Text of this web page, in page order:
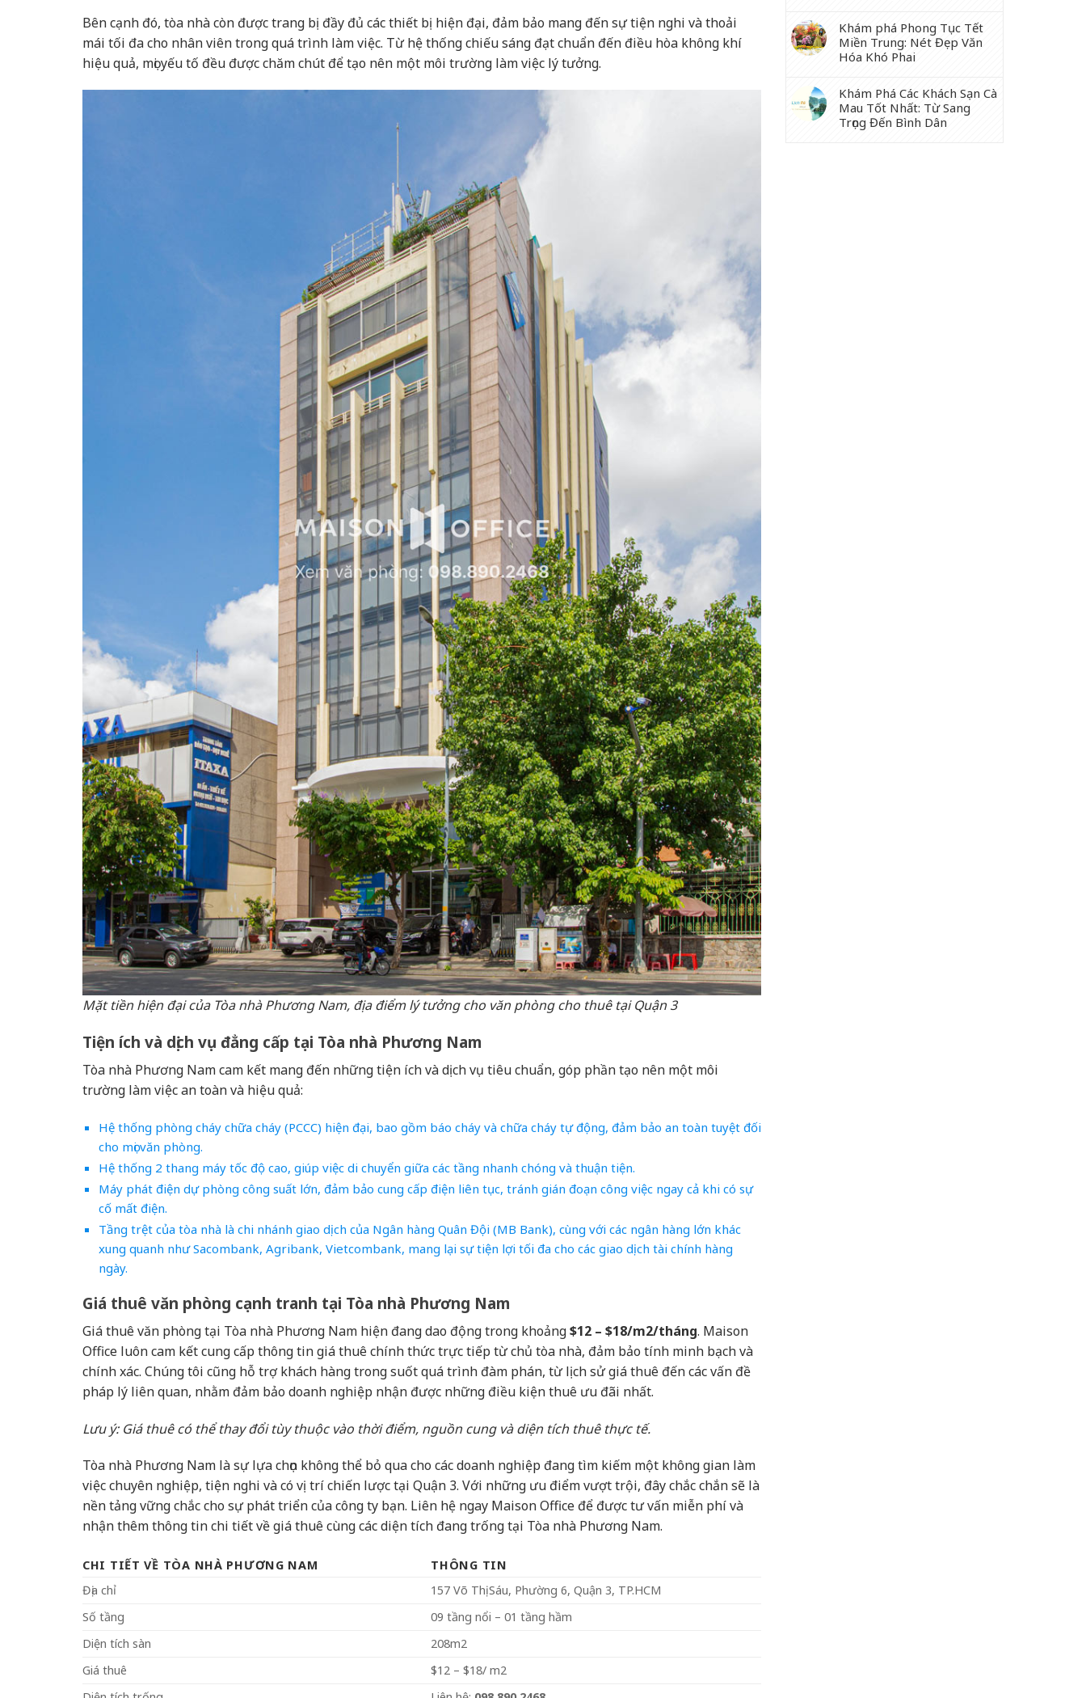
Bên cạnh đó, tòa nhà còn được trang bị đầy đủ các thiết bị hiện đại, đảm bảo mang đến sự tiện nghi và thoải
mái tối đa cho nhân viên trong quá trình làm việc. Từ hệ thống chiếu sáng đạt chuẩn đến điều hòa không khí
hiệu quả, mọi yếu tố đều được chăm chút để tạo nên một môi trường làm việc lý tưởng.
Mặt tiền hiện đại của Tòa nhà Phương Nam, địa điểm lý tưởng cho văn phòng cho thuê tại Quận 3
Tiện ích và dịch vụ đẳng cấp tại Tòa nhà Phương Nam
Tòa nhà Phương Nam cam kết mang đến những tiện ích và dịch vụ tiêu chuẩn, góp phần tạo nên một môi
trường làm việc an toàn và hiệu quả:
Hệ thống phòng cháy chữa cháy (PCCC) hiện đại, bao gồm báo cháy và chữa cháy tự động, đảm bảo an toàn tuyệt đối
cho mọi văn phòng.
Hệ thống 2 thang máy tốc độ cao, giúp việc di chuyển giữa các tầng nhanh chóng và thuận tiện.
Máy phát điện dự phòng công suất lớn, đảm bảo cung cấp điện liên tục, tránh gián đoạn công việc ngay cả khi có sự
cố mất điện.
Tầng trệt của tòa nhà là chi nhánh giao dịch của Ngân hàng Quân Đội (MB Bank), cùng với các ngân hàng lớn khác
xung quanh như Sacombank, Agribank, Vietcombank, mang lại sự tiện lợi tối đa cho các giao dịch tài chính hàng
ngày.
Giá thuê văn phòng cạnh tranh tại Tòa nhà Phương Nam
Giá thuê văn phòng tại Tòa nhà Phương Nam hiện đang dao động trong khoảng$12 – $18/m2/tháng. Maison
Office luôn cam kết cung cấp thông tin giá thuê chính thức trực tiếp từ chủ tòa nhà, đảm bảo tính minh bạch và
chính xác. Chúng tôi cũng hỗ trợ khách hàng trong suốt quá trình đàm phán, từ lịch sử giá thuê đến các vấn đề
pháp lý liên quan, nhằm đảm bảo doanh nghiệp nhận được những điều kiện thuê ưu đãi nhất.
Lưu ý: Giá thuê có thể thay đổi tùy thuộc vào thời điểm, nguồn cung và diện tích thuê thực tế.
Tòa nhà Phương Nam là sự lựa chọn không thể bỏ qua cho các doanh nghiệp đang tìm kiếm một không gian làm
việc chuyên nghiệp, tiện nghi và có vị trí chiến lược tại Quận 3. Với những ưu điểm vượt trội, đây chắc chắn sẽ là
nền tảng vững chắc cho sự phát triển của công ty bạn. Liên hệ ngay Maison Office để được tư vấn miễn phí và
nhận thêm thông tin chi tiết về giá thuê cùng các diện tích đang trống tại Tòa nhà Phương Nam.
CHI TIẾT VỀ TÒA NHÀ PHƯƠNG NAM
THÔNG TIN
Địa chỉ
157 Võ Thị Sáu, Phường 6, Quận 3, TP.HCM
Số tầng
09 tầng nổi – 01 tầng hầm
Diện tích sàn
208m2
Giá thuê
$12 – $18/ m2
Khám phá Phong Tục Tết
Miền Trung: Nét Đẹp Văn
Hóa Khó Phai
Khám Phá Các Khách Sạn Cà
Mau Tốt Nhất: Từ Sang
Trọng Đến Bình Dân